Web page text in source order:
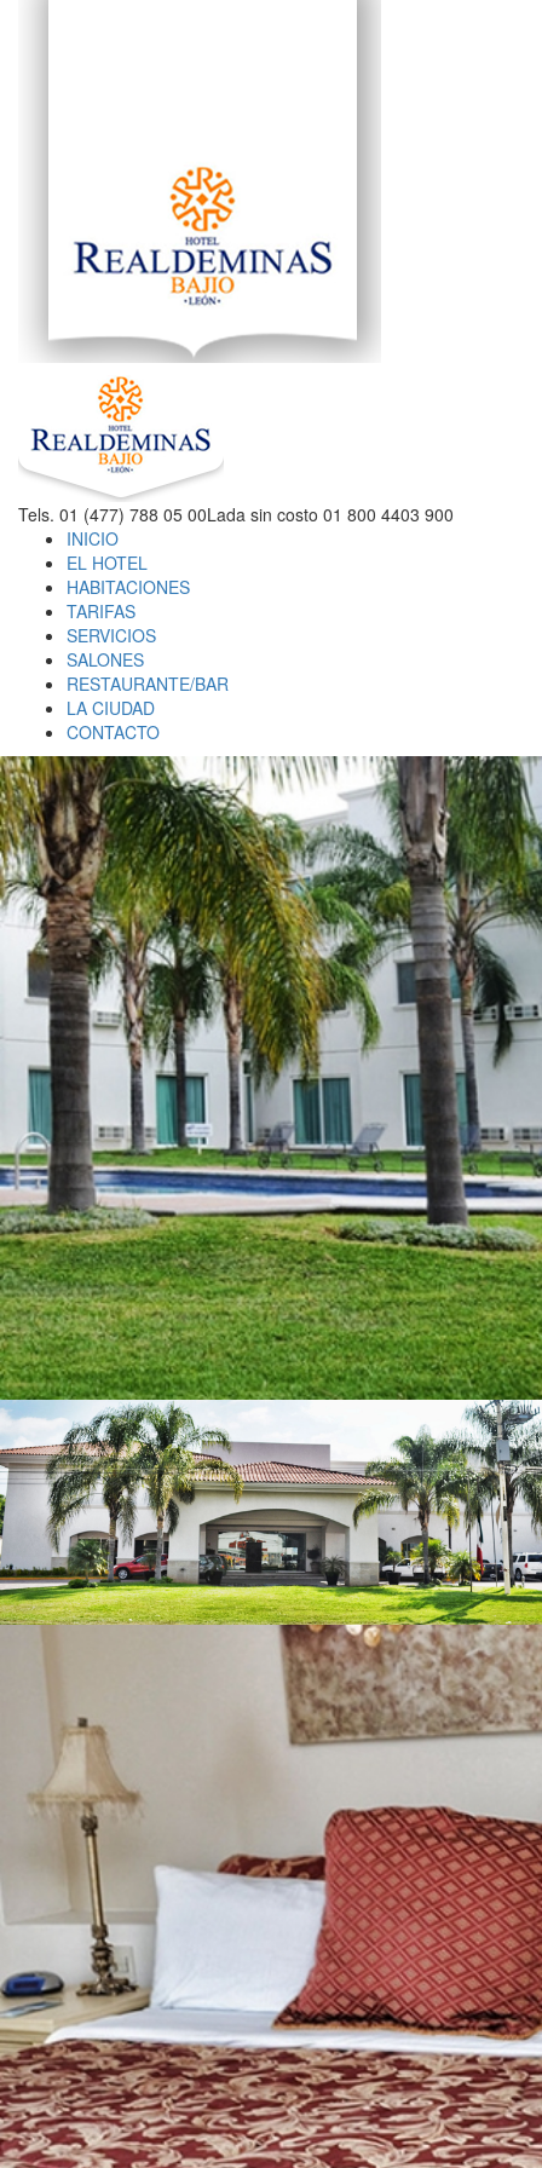
Tels. 01 (477) 788 05 00Lada sin costo 01 800 4403 900
INICIO
EL HOTEL
HABITACIONES
TARIFAS
SERVICIOS
SALONES
RESTAURANTE/BAR
LA CIUDAD
CONTACTO